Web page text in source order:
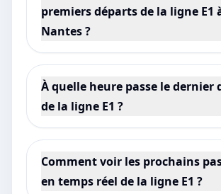
premiers départs de la ligne E1
Nantes ?
À quelle heure passe le dernier
de la ligne E1 ?
Comment voir les prochains
en temps réel de la ligne E1 ?